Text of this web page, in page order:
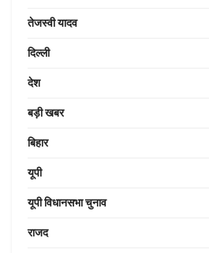
तेजस्वी यादव
दिल्ली
देश
बड़ी खबर
बिहार
यूपी
यूपी विधानसभा चुनाव
राजद